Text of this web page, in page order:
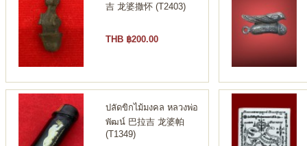
吉 龙婆撒怀 (T2403)
THB ฿200.00
ปลัดขิกไม้มงคล หลวงพ่อ
พัฒน์ 巴拉吉 龙婆帕
(T1349)